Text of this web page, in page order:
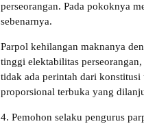
perseorangan. Pada pokoknya
sebenarnya.
Parpol kehilangan maknanya
tinggi elektabilitas
tidak ada perintah dari
proporsional terbuka yang
4. Pemohon selaku pengurus